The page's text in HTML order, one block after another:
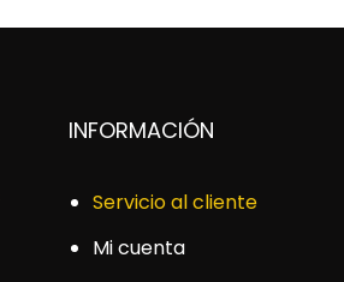
INFORMACIÓN
Servicio al cliente
Mi cuenta